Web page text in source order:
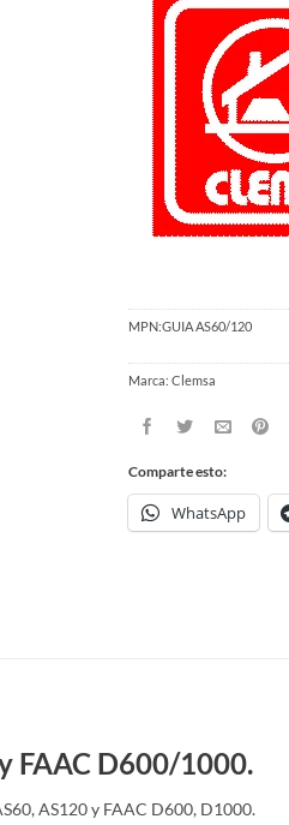
MPN:GUIA AS60/120
Marca: Clemsa
Comparte esto:
WhatsApp
FAAC D600/1000.
AS120 y FAAC D600, D1000.